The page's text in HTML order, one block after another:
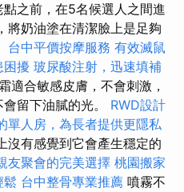
之前，在5名候選人之間進
將奶油塗在清潔臉上是足夠
台中平價按摩服務 有效滅鼠
困擾 玻尿酸注射，迅速填補
適合敏感皮膚，不會刺激，
留下油膩的光。 RWD設計
單人房，為長者提供更隱私
沒有感覺到它會產生穩定的
友聚會的完美選擇 桃園搬家
鬆 台中整骨專業推薦 噴霧不